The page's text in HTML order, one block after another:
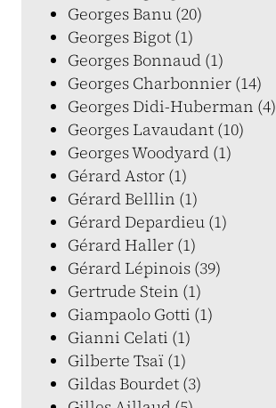
Georges Banu (20)
Georges Bigot (1)
Georges Bonnaud (1)
Georges Charbonnier (14)
Georges Didi-Huberman (4)
Georges Lavaudant (10)
Georges Woodyard (1)
Gérard Astor (1)
Gérard Belllin (1)
Gérard Depardieu (1)
Gérard Haller (1)
Gérard Lépinois (39)
Gertrude Stein (1)
Giampaolo Gotti (1)
Gianni Celati (1)
Gilberte Tsaï (1)
Gildas Bourdet (3)